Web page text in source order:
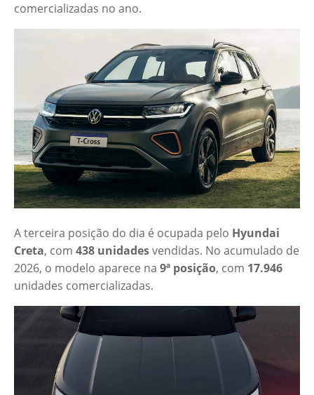
comercializadas no ano.
A terceira posição do dia é ocupada pelo Hyundai
Creta, com 438 unidadesvendidas. No acumulado de
2026, o modelo aparece na 9ª posição, com 17.946
unidades comercializadas.